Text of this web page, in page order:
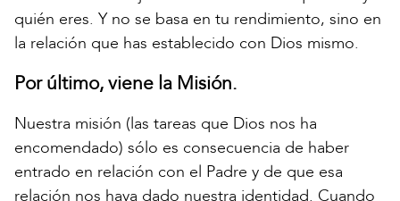
quién eres. Y no se basa en tu rendimiento, sino en
la relación que has establecido con Dios mismo.
Por último, viene la Misión.
Nuestra misión (las tareas que Dios nos ha
encomendado) sólo es consecuencia de haber
entrado en relación con el Padre y de que esa
relación nos haya dado nuestra identidad. Cuando